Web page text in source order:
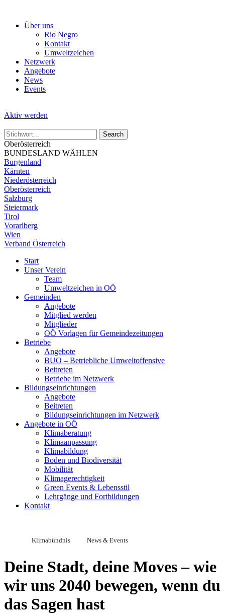
Über uns
Rio Negro
Kontakt
Umweltzeichen
Netzwerk
Angebote
News
Events
Aktiv werden
Oberösterreich
BUNDESLAND WÄHLEN
Burgenland
Kärnten
Niederösterreich
Oberösterreich
Salzburg
Steiermark
Tirol
Vorarlberg
Wien
Verband Österreich
Start
Unser Verein
Team
Umweltzeichen in OÖ
Gemeinden
Angebote
Mitglied werden
Mitglieder
OÖ Vorlagen für Gemeindezeitungen
Betriebe
Angebote
BUO – Betriebliche Umweltoffensive
Beitreten
Betriebe im Netzwerk
Bildungseinrichtungen
Angebote
Beitreten
Bildungseinrichtungen im Netzwerk
Angebote in OÖ
Klimaberatung
Klimaanpassung
Klimabildung
Boden und Biodiversität
Mobilität
Klimagerechtigkeit
Green Events & Lebensstil
Lehrgänge und Fortbildungen
Kontakt
Klimabündnis News & Events
Deine Stadt, deine Moves – wie
wir uns 2040 bewegen, wenn du
das Sagen hast